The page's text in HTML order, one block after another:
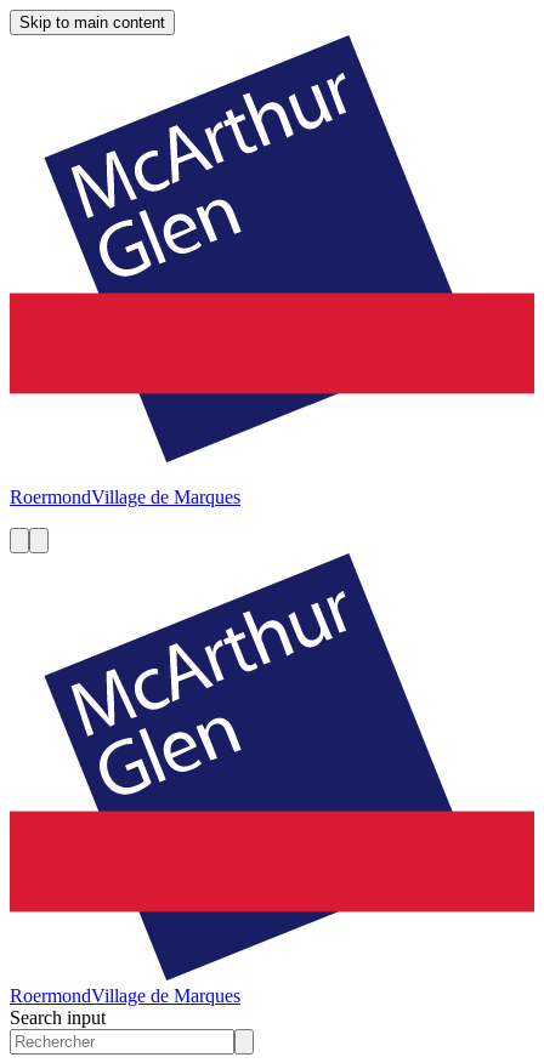
Skip to main content
RoermondVillage de Marques
RoermondVillage de Marques
Search input